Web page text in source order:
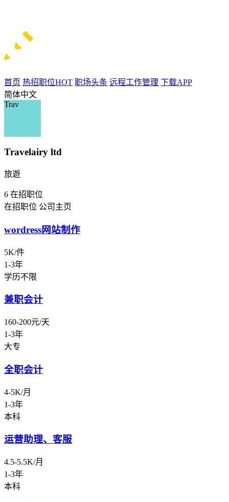
首页 热招职位HOT 职场头条 远程工作管理 下载APP
简体中文
Trav
Travelairy ltd
旅遊
6 在招职位
在招职位 公司主页
wordress网站制作
5K/件
1-3年
学历不限
兼职会计
160-200元/天
1-3年
大专
全职会计
4-5K/月
1-3年
本科
运营助理、客服
4.5-5.5K/月
1-3年
本科